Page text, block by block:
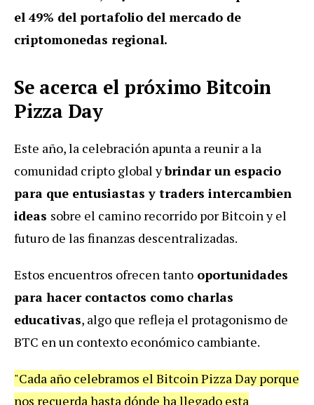
el 49% del portafolio del mercado de
criptomonedas regional.
Se acerca el próximo Bitcoin
Pizza Day
Este año, la celebración apunta a reunir a la
comunidad cripto global ybrindar un espacio
para que entusiastas y traders intercambien
ideas sobre el camino recorrido por Bitcoin y el
futuro de las finanzas descentralizadas.
Estos encuentros ofrecen tanto oportunidades
para hacer contactos como charlas
educativas, algo que refleja el protagonismo de
BTC en un contexto económico cambiante.
"Cada año celebramos el Bitcoin Pizza Day porque
nos recuerda hasta dónde ha llegado esta